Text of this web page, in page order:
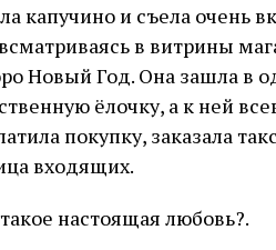
капучино и съела очень
в витрины
Новый Год. Она зашла в
ёлочку, а к ней
покупку, заказала
входящих.
настоящая любовь?.